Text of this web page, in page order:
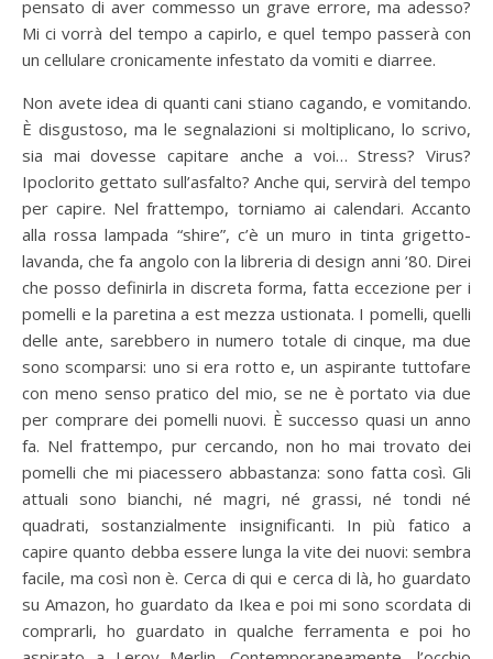
pensato di aver commesso un grave errore, ma adesso?
Mi ci vorrà del tempo a capirlo, e quel tempo passerà con
un cellulare cronicamente infestato da vomiti e diarree.
Non avete idea di quanti cani stiano cagando, e vomitando.
È disgustoso, ma le segnalazioni si moltiplicano, lo scrivo,
sia mai dovesse capitare anche a voi… Stress? Virus?
Ipoclorito gettato sull’asfalto? Anche qui, servirà del tempo
per capire. Nel frattempo, torniamo ai calendari. Accanto
alla rossa lampada “shire”, c’è un muro in tinta grigetto-
lavanda, che fa angolo con la libreria di design anni ’80. Direi
che posso definirla in discreta forma, fatta eccezione per i
pomelli e la paretina a est mezza ustionata. I pomelli, quelli
delle ante, sarebbero in numero totale di cinque, ma due
sono scomparsi: uno si era rotto e, un aspirante tuttofare
con meno senso pratico del mio, se ne è portato via due
per comprare dei pomelli nuovi. È successo quasi un anno
fa. Nel frattempo, pur cercando, non ho mai trovato dei
pomelli che mi piacessero abbastanza: sono fatta così. Gli
attuali sono bianchi, né magri, né grassi, né tondi né
quadrati, sostanzialmente insignificanti. In più fatico a
capire quanto debba essere lunga la vite dei nuovi: sembra
facile, ma così non è. Cerca di qui e cerca di là, ho guardato
su Amazon, ho guardato da Ikea e poi mi sono scordata di
comprarli, ho guardato in qualche ferramenta e poi ho